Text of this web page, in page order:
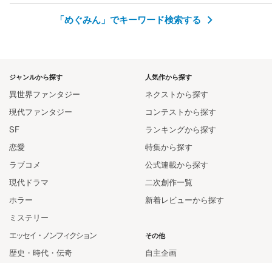
「めぐみん」でキーワード検索する
人気作から探す
ネクストから探す
コンテストから探す
ランキングから探す
特集から探す
公式連載から探す
二次創作一覧
新着レビューから探す
ジャンルから探す
異世界ファンタジー
現代ファンタジー
SF
恋愛
ラブコメ
現代ドラマ
ホラー
ミステリー
エッセイ・ノンフィクション
歴史・時代・伝奇
その他
自主企画